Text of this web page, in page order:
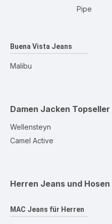
Pipe
Buena Vista Jeans
Malibu
Damen Jacken Topseller
Wellensteyn
Camel Active
Herren Jeans und Hosen
MAC Jeans für Herren